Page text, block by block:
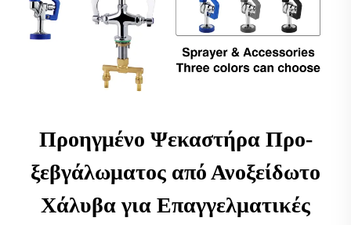
Προηγμένο Ψεκαστήρα Προ-
ξεβγάλωματος από Ανοξείδωτο
Χάλυβα για Επαγγελματικές